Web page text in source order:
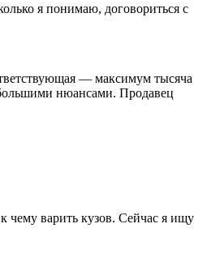
я понимаю, договориться с
— максимум тысяча
нюансами. Продавец
чему варить кузов. Сейчас я ищу